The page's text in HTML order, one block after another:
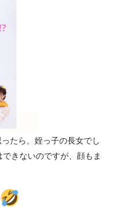
たら、姪っ子の長女でし
きないのですが、顔もま